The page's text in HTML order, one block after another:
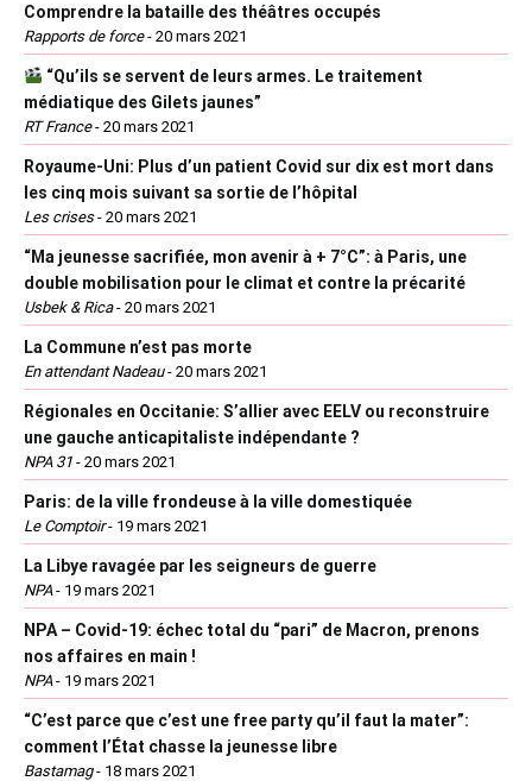
Comprendre la bataille des théâtres occupés
Rapports de force- 20 mars 2021
“Qu’ils se servent de leurs armes. Le traitement
médiatique des Gilets jaunes”
RT France- 20 mars 2021
Royaume-Uni: Plus d’un patient Covid sur dix est mort dans
les cinq mois suivant sa sortie de l’hôpital
Les crises- 20 mars 2021
“Ma jeunesse sacrifiée, mon avenir à + 7°C”: à Paris, une
double mobilisation pour le climat et contre la précarité
Usbek & Rica- 20 mars 2021
La Commune n’est pas morte
En attendant Nadeau- 20 mars 2021
Régionales en Occitanie: S’allier avec EELV ou reconstruire
une gauche anticapitaliste indépendante ?
NPA 31 - 20 mars 2021
Paris: de la ville frondeuse à la ville domestiquée
Le Comptoir- 19 mars 2021
La Libye ravagée par les seigneurs de guerre
NPA- 19 mars 2021
NPA – Covid-19: échec total du “pari” de Macron, prenons
nos affaires en main !
NPA- 19 mars 2021
“C’est parce que c’est une free party qu’il faut la mater”:
comment l’État chasse la jeunesse libre
Bastamag- 18 mars 2021